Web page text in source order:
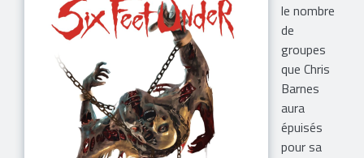
le nombre
de
groupes
que Chris
Barnes
aura
épuisés
pour sa